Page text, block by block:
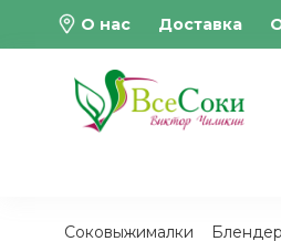
О нас Доставка
Соковыжималки